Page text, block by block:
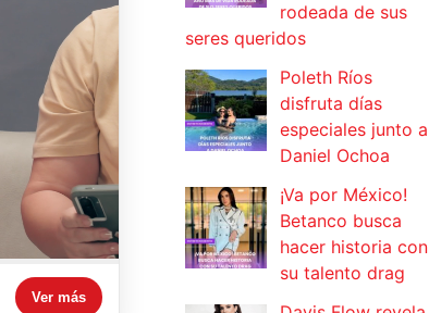
Ver más
rodeada de sus
seres queridos
Poleth Ríos
disfruta días
especiales junto a
Daniel Ochoa
¡Va por México!
Betanco busca
hacer historia con
su talento drag